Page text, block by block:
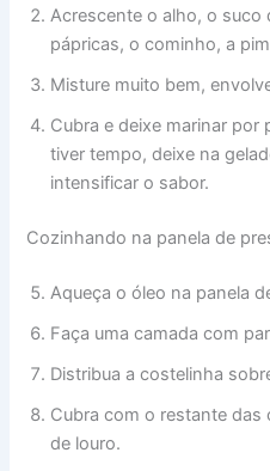
Acrescente o alho, o suco
pápricas, o cominho, a
Misture muito bem,
Cubra e deixe marinar
tiver tempo, deixe na
intensificar o sabor.
Cozinhando na panela de
Aqueça o óleo na panela
Faça uma camada com
Distribua a costelinha
Cubra com o restante das
de louro.